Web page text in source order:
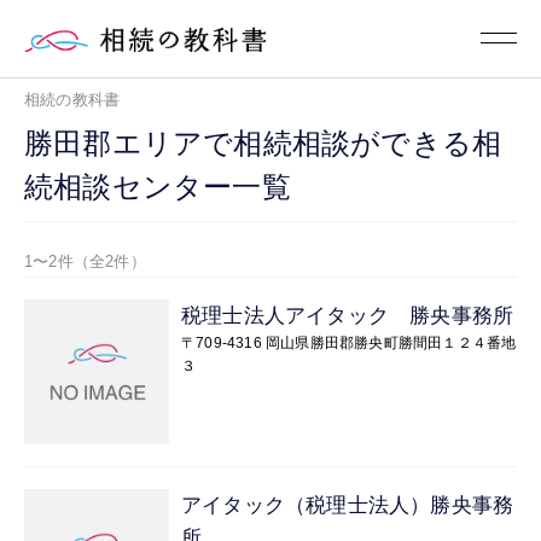
相続の教科書
勝田郡エリアで相続相談ができる相
続相談センター一覧
1〜2件（全2件）
税理士法人アイタック 勝央事務所
〒709-4316 岡山県勝田郡勝央町勝間田１２４番地
３
アイタック（税理士法人）勝央事務